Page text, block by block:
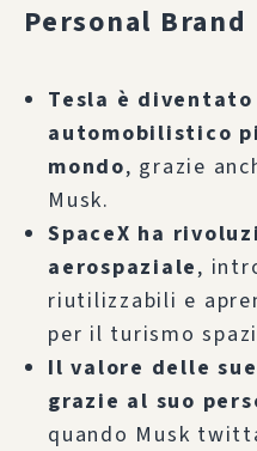
Personal Brand
Tesla è
automobilistico
mondo, grazie
Musk.
SpaceX ha
aerospaziale,
riutilizzabili e
per il turismo
Il valore delle
grazie al suo
quando Musk